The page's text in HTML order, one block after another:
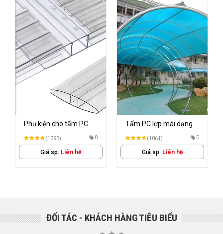
Phụ kiện cho tấm PC
lợp mái(1393) 0
Giá sp: Liên hệ
Tấm PC lợp mái dạng
đặc
(1861) 0
Giá sp: Liên hệ
ĐỐI TÁC - KHÁCH HÀNG TIÊU BIỂU